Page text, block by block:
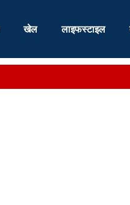
खेल लाइफस्टाइल